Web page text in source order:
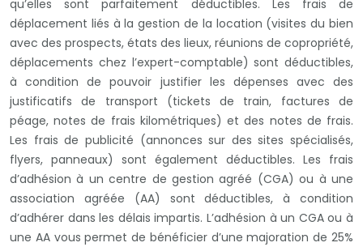
qu’elles sont parfaitement déductibles. Les frais de
déplacement liés à la gestion de la location (visites du bien
avec des prospects, états des lieux, réunions de copropriété,
déplacements chez l’expert-comptable) sont déductibles,
à condition de pouvoir justifier les dépenses avec des
justificatifs de transport (tickets de train, factures de
péage, notes de frais kilométriques) et des notes de frais.
Les frais de publicité (annonces sur des sites spécialisés,
flyers, panneaux) sont également déductibles. Les frais
d’adhésion à un centre de gestion agréé (CGA) ou à une
association agréée (AA) sont déductibles, à condition
d’adhérer dans les délais impartis. L’adhésion à un CGA ou à
une AA vous permet de bénéficier d’une majoration de 25%